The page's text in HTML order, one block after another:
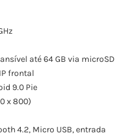
até 64 GB via microSD
frontal
9.0 Pie
x 800)
4.2, Micro USB, entrada